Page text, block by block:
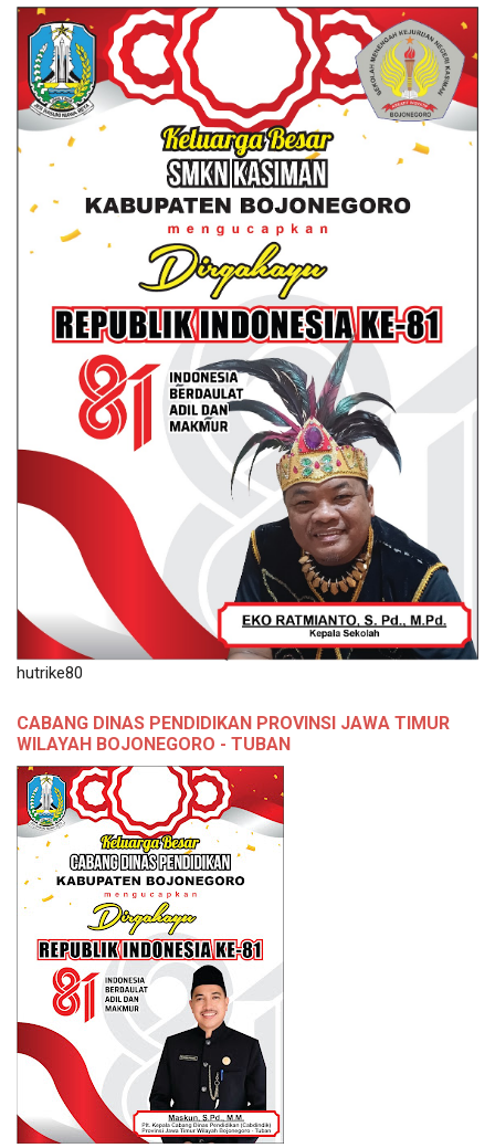
hutrike80
CABANG DINAS PENDIDIKAN PROVINSI JAWA TIMUR
WILAYAH BOJONEGORO - TUBAN